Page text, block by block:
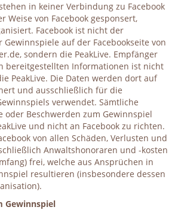
in keiner Verbindung zu Facebook
Weise von Facebook gesponsert,
Facebook ist nicht der
auf der Facebookseite von
sondern die PeakLive. Empfänger
bereitgestellten Informationen ist nicht
PeakLive. Die Daten werden dort auf
und ausschließlich für die
verwendet. Sämtliche
oder Beschwerden zum Gewinnspiel
und nicht an Facebook zu richten.
von allen Schäden, Verlusten und
Anwaltshonoraren und -kosten
frei, welche aus Ansprüchen in
resultieren (insbesondere dessen
Gewinnspiel